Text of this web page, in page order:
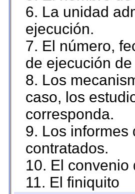
6. La unidad
ejecución.
7. El número,
de ejecución
8. Los
caso, los
corresponda.
9. Los informes
contratados.
10. El convenio
11. El finiquito